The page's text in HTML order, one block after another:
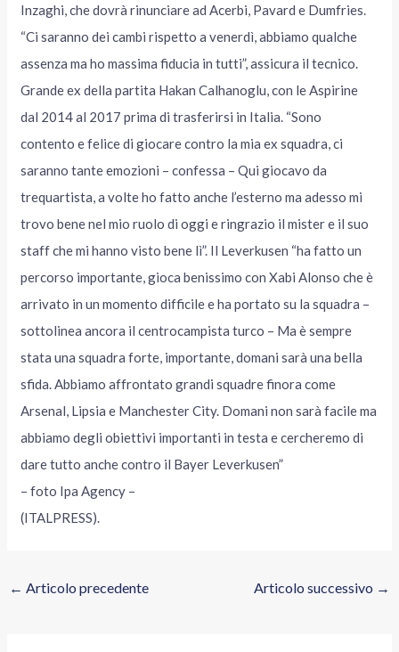
Inzaghi, che dovrà rinunciare ad Acerbi, Pavard e Dumfries.
“Ci saranno dei cambi rispetto a venerdì, abbiamo qualche
assenza ma ho massima fiducia in tutti”, assicura il tecnico.
Grande ex della partita Hakan Calhanoglu, con le Aspirine
dal 2014 al 2017 prima di trasferirsi in Italia. “Sono
contento e felice di giocare contro la mia ex squadra, ci
saranno tante emozioni – confessa – Qui giocavo da
trequartista, a volte ho fatto anche l’esterno ma adesso mi
trovo bene nel mio ruolo di oggi e ringrazio il mister e il suo
staff che mi hanno visto bene lì”. Il Leverkusen “ha fatto un
percorso importante, gioca benissimo con Xabi Alonso che è
arrivato in un momento difficile e ha portato su la squadra –
sottolinea ancora il centrocampista turco – Ma è sempre
stata una squadra forte, importante, domani sarà una bella
sfida. Abbiamo affrontato grandi squadre finora come
Arsenal, Lipsia e Manchester City. Domani non sarà facile ma
abbiamo degli obiettivi importanti in testa e cercheremo di
dare tutto anche contro il Bayer Leverkusen”
– foto Ipa Agency –
(ITALPRESS).
← Articolo precedente Articolo successivo →